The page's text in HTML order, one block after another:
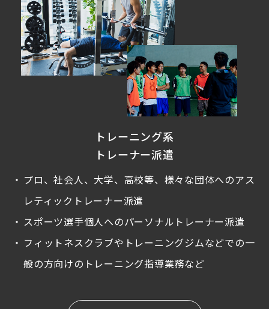
トレーニング系
トレーナー派遣
プロ、社会人、大学、高校等、様々な団体へのアス
レティックトレーナー派遣
スポーツ選手個人へのパーソナルトレーナー派遣
フィットネスクラブやトレーニングジムなどでの一
般の方向けのトレーニング指導業務など